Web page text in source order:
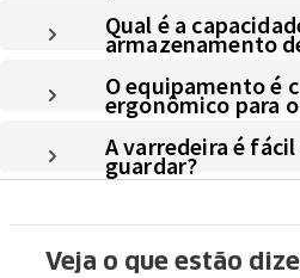
Qual é a
armazenamento
O equipamento é
ergonômico para
A varredeira é
guardar?
Veja o que estão